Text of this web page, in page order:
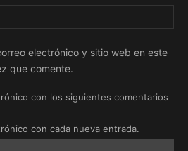
electrónico y sitio web en este
que comente.
con los siguientes comentarios
con cada nueva entrada.